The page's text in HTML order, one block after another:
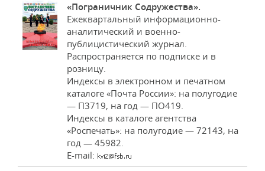
«Пограничник Содружества».
Ежеквартальный информационно-
аналитический и военно-
публицистический журнал.
Распространяется по подписке и в
розницу.
Индексы в электронном и печатном
каталоге «Почта России»: на полугодие
— П3719, на год — ПО419.
Индексы в каталоге агентства
«Роспечать»: на полугодие — 72143, на
год — 45982.
E-mail: